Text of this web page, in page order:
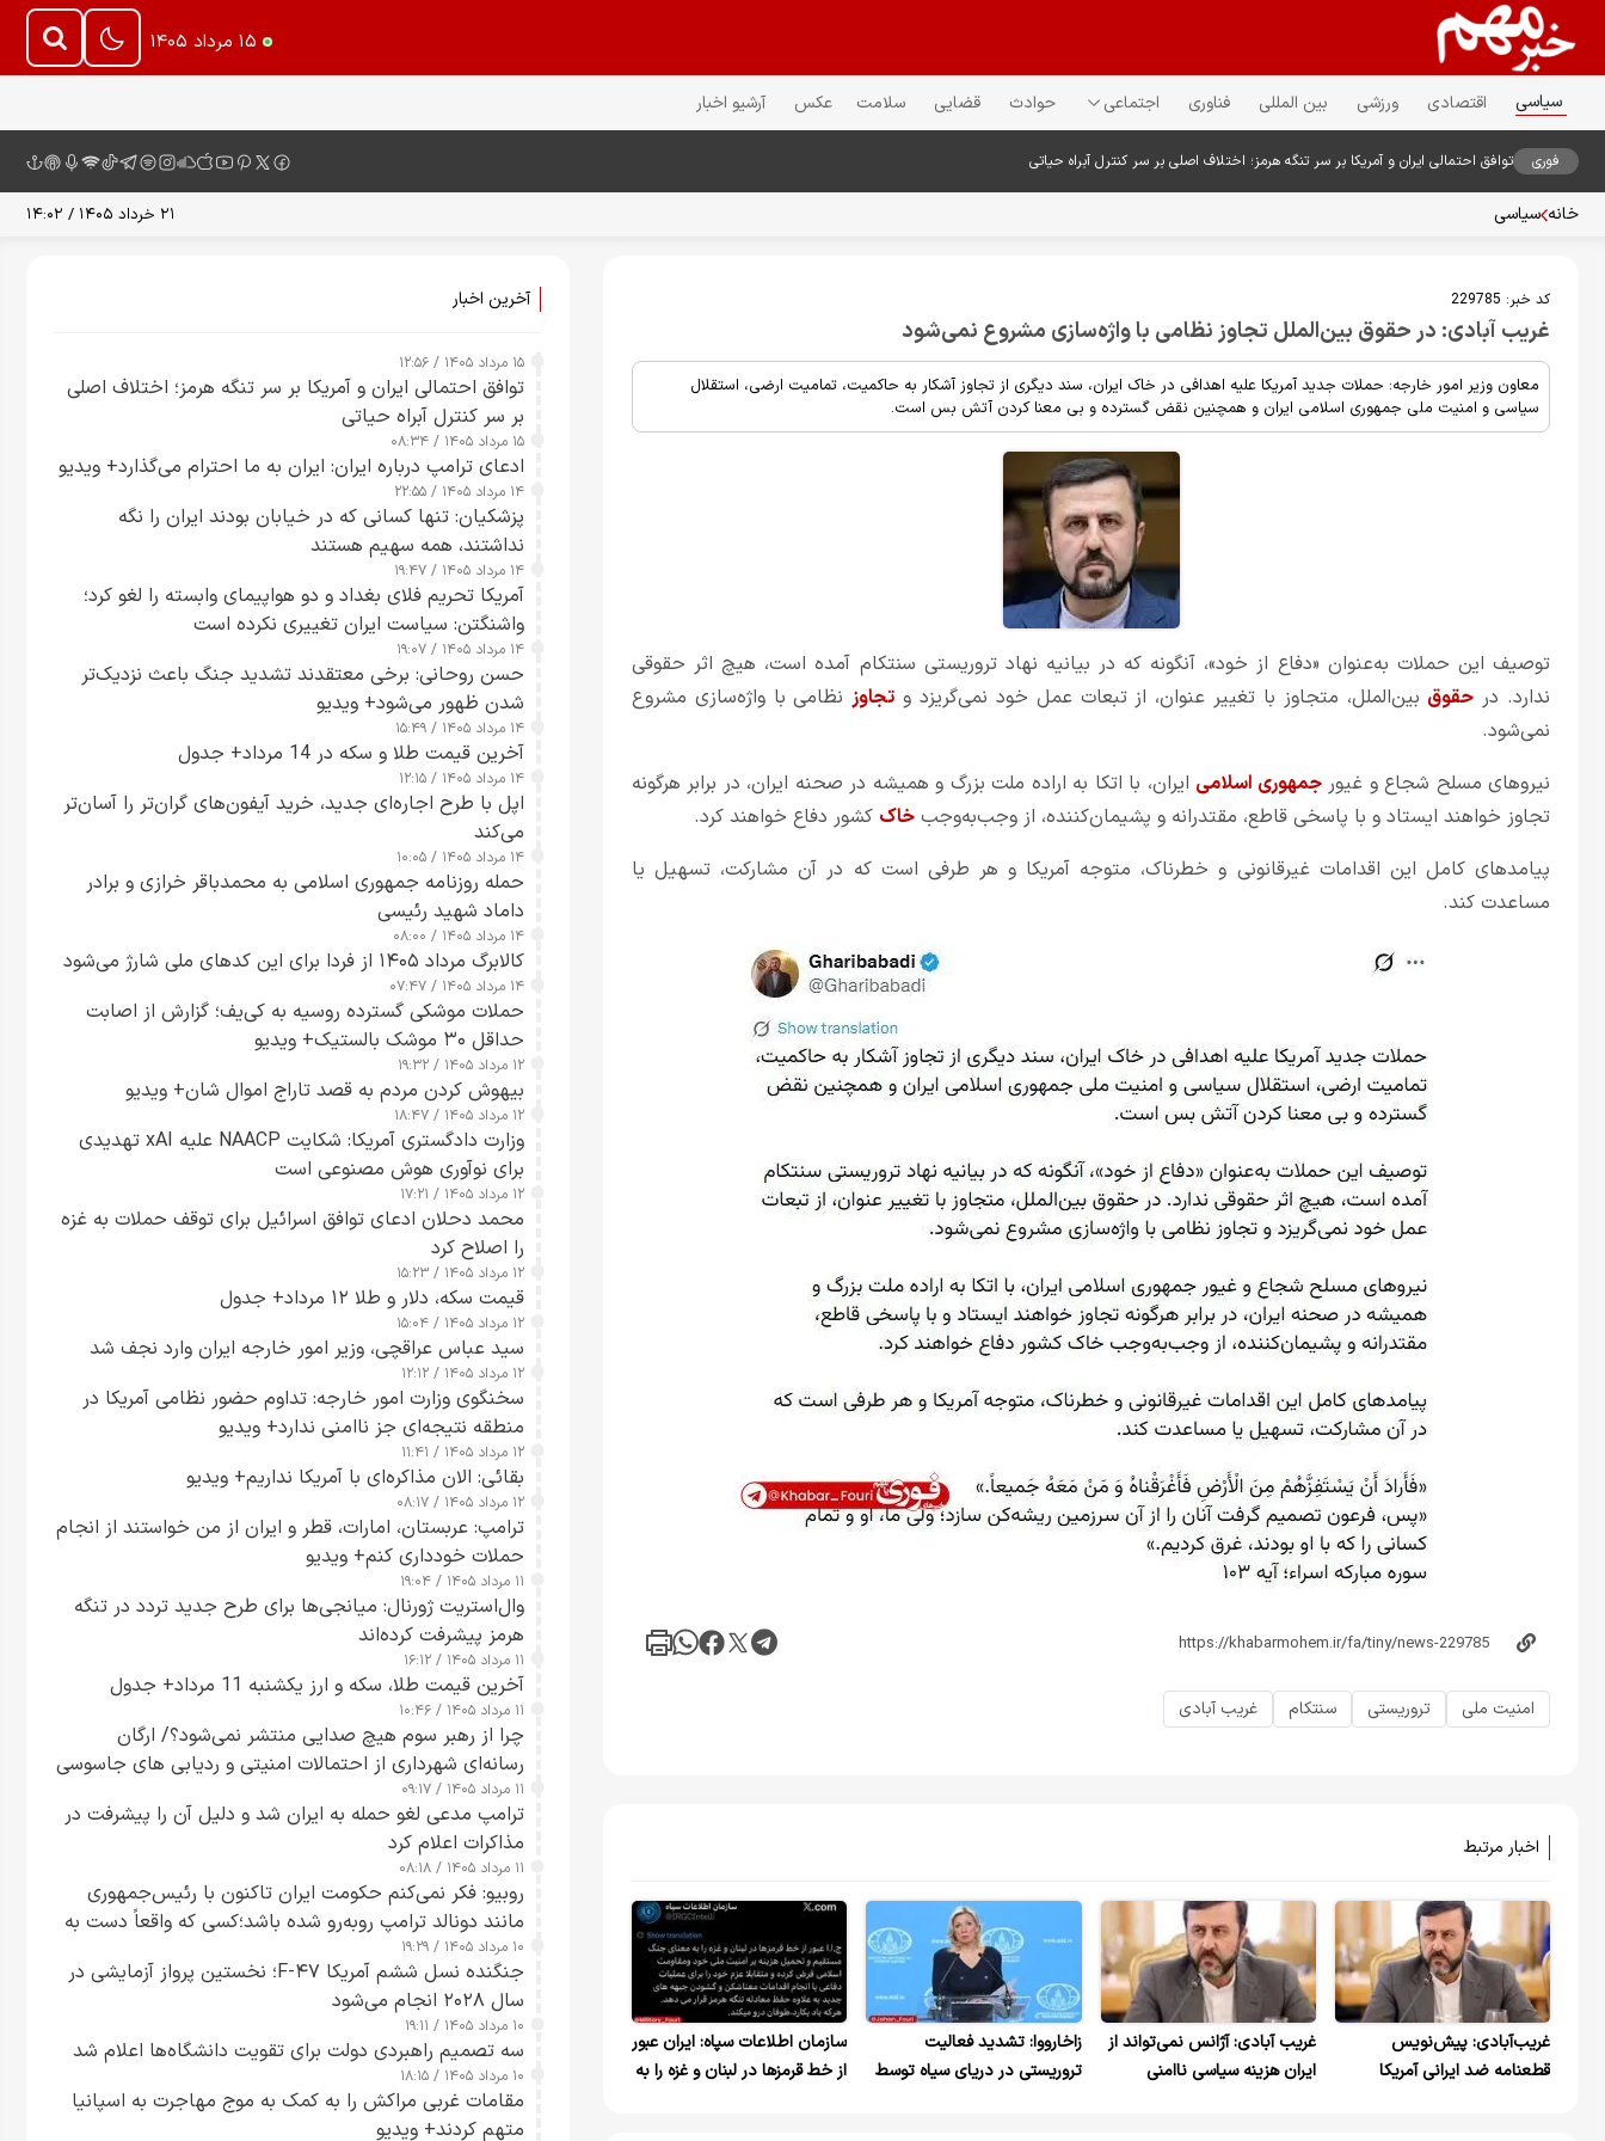
۱۵ مرداد ۱۴۰۵
سیاسی اقتصادی ورزشی بین المللی فناوری اجتماعی حوادث قضایی سلامت عکس آرشیو اخبار
فوری توافق احتمالی ایران و آمریکا بر سر تنگه هرمز؛ اختلاف اصلی بر سر کنترل آبراه حیاتی
خانه سیاسی ۲۱ خرداد ۱۴۰۵ / ۱۴:۰۲
کد خبر: 229785
غریب آبادی: در حقوق بین‌الملل تجاوز نظامی با واژه‌سازی مشروع نمی‌شود
معاون وزیر امور خارجه: حملات جدید آمریکا علیه اهدافی در خاک ایران، سند دیگری از تجاوز آشکار به حاکمیت، تمامیت ارضی، استقلال
سیاسی و امنیت ملی جمهوری اسلامی ایران و همچنین نقض گسترده و بی معنا کردن آتش بس است.
توصیف این حملات به‌عنوان «دفاع از خود»، آنگونه که در بیانیه نهاد تروریستی سنتکام آمده است، هیچ اثر حقوقی
ندارد. در حقوق بین‌الملل، متجاوز با تغییر عنوان، از تبعات عمل خود نمی‌گریزد و تجاوزنظامی با واژه‌سازی مشروع
نمی‌شود.
نیروهای مسلح شجاع و غیورجمهوری اسلامی ایران، با اتکا به اراده ملت بزرگ و همیشه در صحنه ایران، در برابر هرگونه
تجاوز خواهند ایستاد و با پاسخی قاطع، مقتدرانه و پشیمان‌کننده، از وجب‌به‌وجب خاک کشور دفاع خواهند کرد.
پیامدهای کامل این اقدامات غیرقانونی و خطرناک، متوجه آمریکا و هر طرفی است که در آن مشارکت، تسهیل یا
مساعدت کند.
امنیت ملی تروریستی سنتکام غریب آبادی
اخبار مرتبط
غریب‌آبادی: پیش‌نویس
قطعنامه ضد ایرانی آمریکا
غریب آبادی: آژانس نمی‌تواند از
ایران هزینه سیاسی ناامنی
زاخارووا: تشدید فعالیت‌
تروریستی در دریای سیاه توسط
سازمان اطلاعات سپاه: ایران عبور
از خط قرمزها در لبنان و غزه را به
آخرین اخبار
۱۵ مرداد ۱۴۰۵ / ۱۲:۵۶
توافق احتمالی ایران و آمریکا بر سر تنگه هرمز؛ اختلاف اصلی
بر سر کنترل آبراه حیاتی
۱۵ مرداد ۱۴۰۵ / ۰۸:۳۴
ادعای ترامپ درباره ایران: ایران به ما احترام می‌گذارد+ ویدیو
۱۴ مرداد ۱۴۰۵ / ۲۲:۵۵
پزشکیان: تنها کسانی که در خیابان بودند ایران را نگه
نداشتند، همه سهیم هستند
۱۴ مرداد ۱۴۰۵ / ۱۹:۴۷
آمریکا تحریم فلای بغداد و دو هواپیمای وابسته را لغو کرد؛
واشنگتن: سیاست ایران تغییری نکرده است
۱۴ مرداد ۱۴۰۵ / ۱۹:۰۷
حسن روحانی: برخی معتقدند تشدید جنگ باعث نزدیک‌تر
شدن ظهور می‌شود+ ویدیو
۱۴ مرداد ۱۴۰۵ / ۱۵:۴۹
آخرین قیمت طلا و سکه در 14 مرداد+ جدول
۱۴ مرداد ۱۴۰۵ / ۱۲:۱۵
اپل با طرح اجاره‌ای جدید، خرید آیفون‌های گران‌تر را آسان‌تر
می‌کند
۱۴ مرداد ۱۴۰۵ / ۱۰:۰۵
حمله روزنامه جمهوری اسلامی به محمدباقر خرازی و برادر
داماد شهید رئیسی
۱۴ مرداد ۱۴۰۵ / ۰۸:۰۰
کالابرگ مرداد ۱۴۰۵ از فردا برای این کدهای ملی شارژ می‌شود
۱۴ مرداد ۱۴۰۵ / ۰۷:۴۷
حملات موشکی گسترده روسیه به کی‌یف؛ گزارش از اصابت
حداقل ۳۰ موشک بالستیک+ ویدیو
۱۲ مرداد ۱۴۰۵ / ۱۹:۳۲
بیهوش کردن مردم به قصد تاراج اموال شان+ ویدیو
۱۲ مرداد ۱۴۰۵ / ۱۸:۴۷
وزارت دادگستری آمریکا: شکایت NAACP علیه xAI تهدیدی
برای نوآوری هوش مصنوعی است
۱۲ مرداد ۱۴۰۵ / ۱۷:۲۱
محمد دحلان ادعای توافق اسرائیل برای توقف حملات به غزه
را اصلاح کرد
۱۲ مرداد ۱۴۰۵ / ۱۵:۲۳
قیمت سکه، دلار و طلا ۱۲ مرداد+ جدول
۱۲ مرداد ۱۴۰۵ / ۱۵:۰۴
سید عباس عراقچی، وزیر امور خارجه ایران وارد نجف شد
۱۲ مرداد ۱۴۰۵ / ۱۲:۱۲
سخنگوی وزارت امور خارجه: تداوم حضور نظامی آمریکا در
منطقه نتیجه‌ای جز ناامنی ندارد+ ویدیو
۱۲ مرداد ۱۴۰۵ / ۱۱:۴۱
بقائی: الان مذاکره‌ای با آمریکا نداریم+ ویدیو
۱۲ مرداد ۱۴۰۵ / ۰۸:۱۷
ترامپ: عربستان، امارات، قطر و ایران از من خواستند از انجام
حملات خودداری کنم+ ویدیو
۱۱ مرداد ۱۴۰۵ / ۱۹:۰۴
وال‌استریت ژورنال: میانجی‌ها برای طرح جدید تردد در تنگه
هرمز پیشرفت کرده‌اند
۱۱ مرداد ۱۴۰۵ / ۱۶:۱۲
آخرین قیمت طلا، سکه و ارز یکشنبه 11 مرداد+ جدول
۱۱ مرداد ۱۴۰۵ / ۱۰:۴۶
چرا از رهبر سوم هیچ صدایی منتشر نمی‌شود؟/ ارگان
رسانه‌ای شهرداری از احتمالات امنیتی و ردیابی های جاسوسی
گفت
۱۱ مرداد ۱۴۰۵ / ۰۹:۱۷
ترامپ مدعی لغو حمله به ایران شد و دلیل آن را پیشرفت در
مذاکرات اعلام کرد
۱۱ مرداد ۱۴۰۵ / ۰۸:۱۸
روبیو: فکر نمی‌کنم حکومت ایران تاکنون با رئیس‌جمهوری
مانند دونالد ترامپ روبه‌رو شده باشد؛کسی که واقعاً دست به
اقدام می‌زند
۱۰ مرداد ۱۴۰۵ / ۱۹:۲۹
جنگنده نسل ششم آمریکا F-۴۷؛ نخستین پرواز آزمایشی در
سال ۲۰۲۸ انجام می‌شود
۱۰ مرداد ۱۴۰۵ / ۱۹:۱۱
سه تصمیم راهبردی دولت برای تقویت دانشگاه‌ها اعلام شد
۱۰ مرداد ۱۴۰۵ / ۱۸:۱۵
مقامات غربی مراکش را به کمک به موج مهاجرت به اسپانیا
متهم کردند+ ویدیو